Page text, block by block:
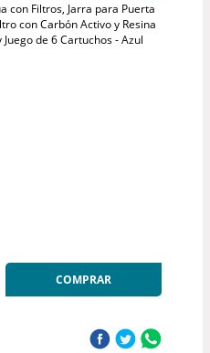
con Filtros, Jarra para Puerta
con Carbón Activo y Resina
de 6 Cartuchos - Azul
COMPRAR